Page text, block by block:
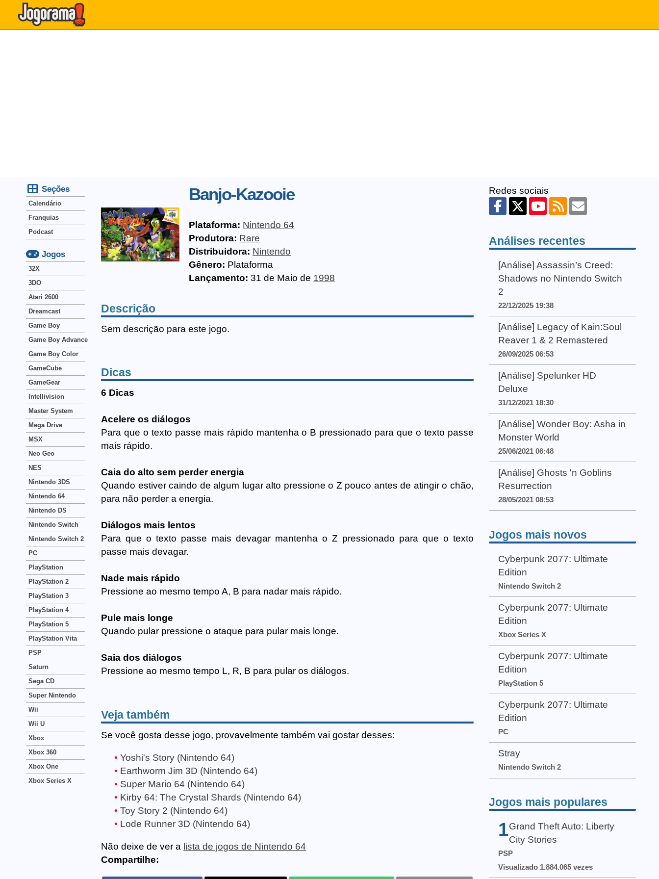
Banjo-Kazooie
Plataforma: Nintendo 64
Produtora: Rare
Distribuidora: Nintendo
Gênero: Plataforma
Lançamento: 31 de Maio de 1998
Descrição
Sem descrição para este jogo.
Dicas
6 Dicas
Acelere os diálogos
Para que o texto passe mais rápido mantenha o B pressionado para que o texto passe
mais rápido.
Caia do alto sem perder energia
Quando estiver caindo de algum lugar alto pressione o Z pouco antes de atingir o chão,
para não perder a energia.
Diálogos mais lentos
Para que o texto passe mais devagar mantenha o Z pressionado para que o texto
passe mais devagar.
Nade mais rápido
Pressione ao mesmo tempo A, B para nadar mais rápido.
Pule mais longe
Quando pular pressione o ataque para pular mais longe.
Saia dos diálogos
Pressione ao mesmo tempo L, R, B para pular os diálogos.
Veja também
Se você gosta desse jogo, provavelmente também vai gostar desses:
Yoshi's Story (Nintendo 64)
Earthworm Jim 3D (Nintendo 64)
Super Mario 64 (Nintendo 64)
Kirby 64: The Crystal Shards (Nintendo 64)
Toy Story 2 (Nintendo 64)
Lode Runner 3D (Nintendo 64)
Não deixe de ver a lista de jogos de Nintendo 64
Compartilhe:
Seções
Calendário
Franquias
Podcast
Jogos
32X
3DO
Atari 2600
Dreamcast
Game Boy
Game Boy Advance
Game Boy Color
GameCube
GameGear
Intellivision
Master System
Mega Drive
MSX
Neo Geo
NES
Nintendo 3DS
Nintendo 64
Nintendo DS
Nintendo Switch
Nintendo Switch 2
PC
PlayStation
PlayStation 2
PlayStation 3
PlayStation 4
PlayStation 5
PlayStation Vita
PSP
Saturn
Sega CD
Super Nintendo
Wii
Wii U
Xbox
Xbox 360
Xbox One
Xbox Series X
Redes sociais
Análises recentes
[Análise] Assassin’s Creed:
Shadows no Nintendo Switch
2
22/12/2025 19:38
[Análise] Legacy of Kain:Soul
Reaver 1 & 2 Remastered
26/09/2025 06:53
[Análise] Spelunker HD
Deluxe
31/12/2021 18:30
[Análise] Wonder Boy: Asha in
Monster World
25/06/2021 06:48
[Análise] Ghosts 'n Goblins
Resurrection
28/05/2021 08:53
Jogos mais novos
Cyberpunk 2077: Ultimate
Edition
Nintendo Switch 2
Cyberpunk 2077: Ultimate
Edition
Xbox Series X
Cyberpunk 2077: Ultimate
Edition
PlayStation 5
Cyberpunk 2077: Ultimate
Edition
PC
Stray
Nintendo Switch 2
Jogos mais populares
1 Grand Theft Auto: Liberty
City Stories
PSP
Visualizado 1.884.065 vezes